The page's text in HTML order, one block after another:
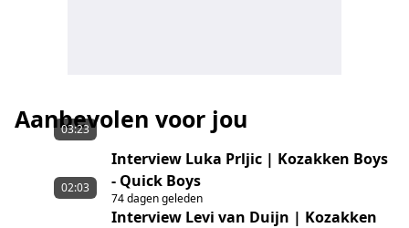
Aanbevolen voor jou
03:23
Interview Luka Prljic | Kozakken Boys
- Quick Boys
74 dagen geleden
02:03
Interview Levi van Duijn | Kozakken